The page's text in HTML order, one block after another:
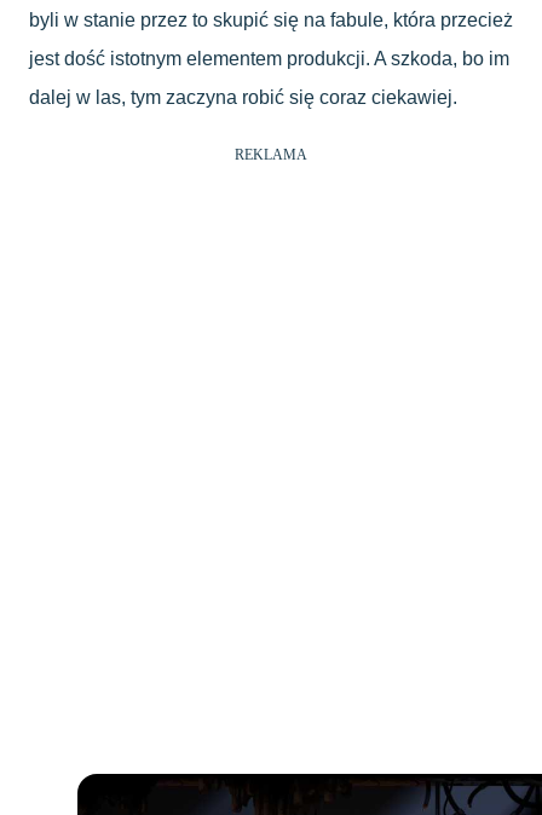
byli w stanie przez to skupić się na fabule, która przecież
jest dość istotnym elementem produkcji. A szkoda, bo im
dalej w las, tym zaczyna robić się coraz ciekawiej.
REKLAMA